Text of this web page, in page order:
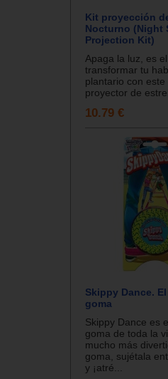
Kit proyección
Nocturno (Night
Projection Kit)
Apaga la luz, es
transformar tu
plantario con
proyector de
10.79 €
Skippy Dance.
goma
Skippy Dance es
goma de toda la
mucho más
goma, sujétala
y ¡atré...